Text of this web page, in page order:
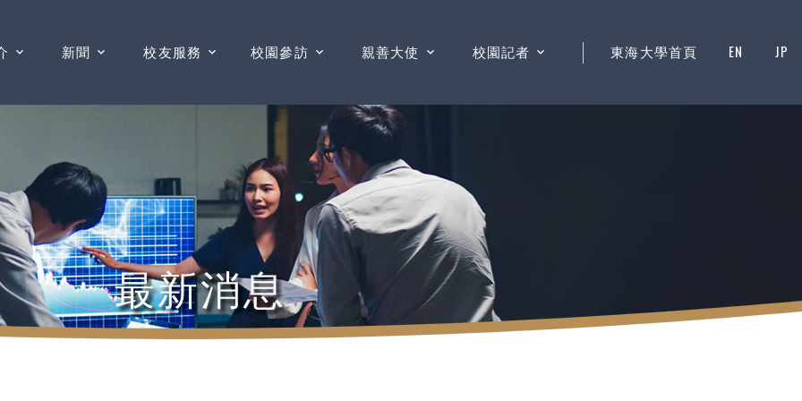
新聞 校友服務 校園參訪 親善大使 校園記者 東海大學首頁 EN JP
最新消息